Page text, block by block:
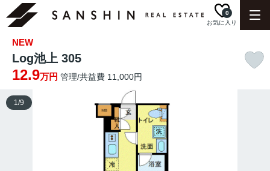
お気に入り
0
NEW
Log池上 305
12.9万円 管理/共益費 11,000円
1/9